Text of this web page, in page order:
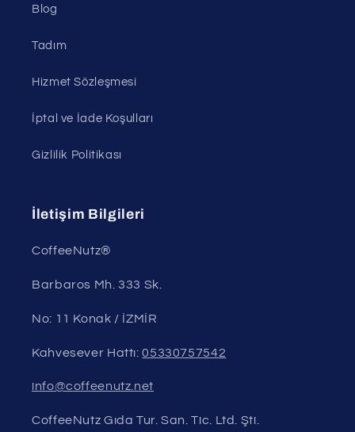
Blog
Tadım
Hizmet Sözleşmesi
İptal ve İade Koşulları
Gizlilik Politikası
İletişim Bilgileri
CoffeeNutz®
Barbaros Mh. 333 Sk.
No: 11 Konak / İZMİR
Kahvesever Hattı:05330757542
info@coffeenutz.net
CoffeeNutz Gıda Tur. San. Tic. Ltd. Şti.